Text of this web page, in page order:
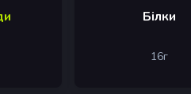
Білки
16г